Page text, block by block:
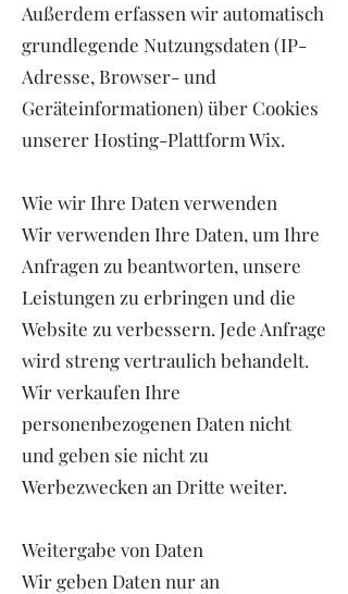
Außerdem erfassen wir automatisch
grundlegende Nutzungsdaten (IP-
Adresse, Browser- und
Geräteinformationen) über Cookies
unserer Hosting-Plattform Wix.
Wie wir Ihre Daten verwenden
Wir verwenden Ihre Daten, um Ihre
Anfragen zu beantworten, unsere
Leistungen zu erbringen und die
Website zu verbessern. Jede Anfrage
wird streng vertraulich behandelt.
Wir verkaufen Ihre
personenbezogenen Daten nicht
und geben sie nicht zu
Werbezwecken an Dritte weiter.
Weitergabe von Daten
Wir geben Daten nur an